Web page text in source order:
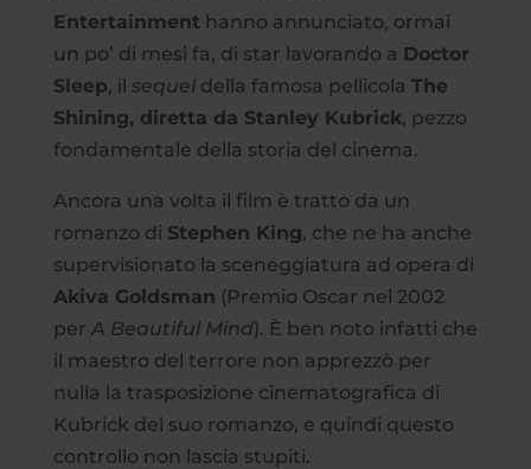
Entertainment hanno annunciato, ormai
un po’ di mesi fa, di star lavorando a Doctor
Sleep, il sequeldella famosa pellicola The
Shining, diretta da Stanley Kubrick, pezzo
fondamentale della storia del cinema.
Ancora una volta il film è tratto da un
romanzo di Stephen King, che ne ha anche
supervisionato la sceneggiatura ad opera di
Akiva Goldsman (Premio Oscar nel 2002
per A Beautiful Mind). È ben noto infatti che
il maestro del terrore non apprezzò per
nulla la trasposizione cinematografica di
Kubrick del suo romanzo, e quindi questo
controllo non lascia stupiti.